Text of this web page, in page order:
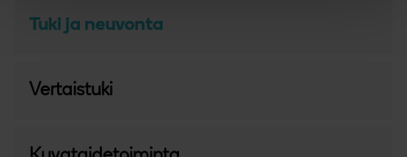
Tuki ja neuvonta
Vertaistuki